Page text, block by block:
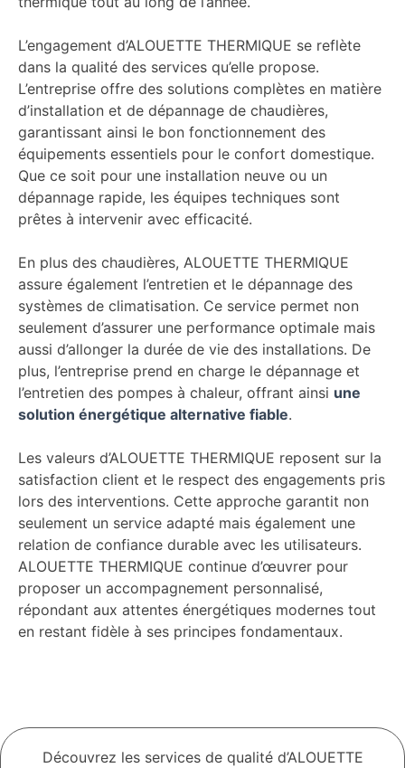
L’engagement d’ALOUETTE THERMIQUE se reflète
dans la qualité des services qu’elle propose.
L’entreprise offre des solutions complètes en matière
d’installation et de dépannage de chaudières,
garantissant ainsi le bon fonctionnement des
équipements essentiels pour le confort domestique.
Que ce soit pour une installation neuve ou un
dépannage rapide, les équipes techniques sont
prêtes à intervenir avec efficacité.
En plus des chaudières, ALOUETTE THERMIQUE
assure également l’entretien et le dépannage des
systèmes de climatisation. Ce service permet non
seulement d’assurer une performance optimale mais
aussi d’allonger la durée de vie des installations. De
plus, l’entreprise prend en charge le dépannage et
l’entretien des pompes à chaleur, offrant ainsi une
solution énergétique alternative fiable.
Les valeurs d’ALOUETTE THERMIQUE reposent sur la
satisfaction client et le respect des engagements pris
lors des interventions. Cette approche garantit non
seulement un service adapté mais également une
relation de confiance durable avec les utilisateurs.
ALOUETTE THERMIQUE continue d’œuvrer pour
proposer un accompagnement personnalisé,
répondant aux attentes énergétiques modernes tout
en restant fidèle à ses principes fondamentaux.
Découvrez les services de qualité d’ALOUETTE